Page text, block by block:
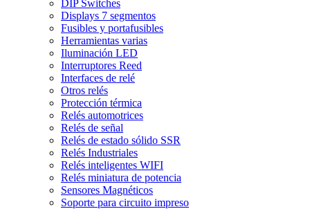
DIP Switches
Displays 7 segmentos
Fusibles y portafusibles
Herramientas varias
Iluminación LED
Interruptores Reed
Interfaces de relé
Otros relés
Protección térmica
Relés automotrices
Relés de señal
Relés de estado sólido SSR
Relés Industriales
Relés inteligentes WIFI
Relés miniatura de potencia
Sensores Magnéticos
Soporte para circuito impreso